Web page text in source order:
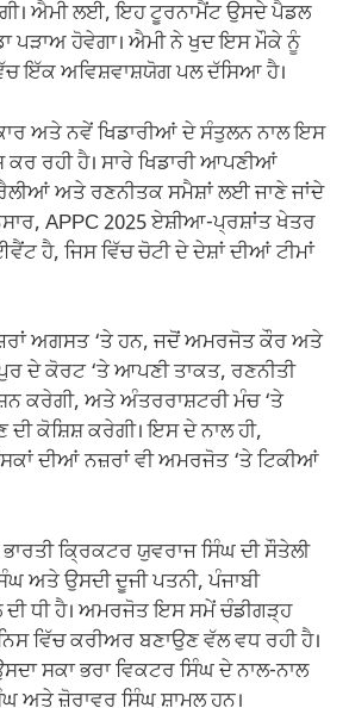
ਐਮੀ ਲਈ, ਇਹ ਟੂਰਨਾਮੈਂਟ ਉਸਦੇ ਪੈਡਲ
ਪੜਾਅ ਹੋਵੇਗਾ। ਐਮੀ ਨੇ ਖੁਦ ਇਸ ਮੌਕੇ ਨੂੰ
ਇੱਕ ਅਵਿਸ਼ਵਾਸ਼ਯੋਗ ਪਲ ਦੱਸਿਆ ਹੈ।
ਅਤੇ ਨਵੇਂ ਖਿਡਾਰੀਆਂ ਦੇ ਸੰਤੁਲਨ ਨਾਲ ਇਸ
ਰਹੀ ਹੈ। ਸਾਰੇ ਖਿਡਾਰੀ ਆਪਣੀਆਂ
ਅਤੇ ਰਣਨੀਤਕ ਸਮੈਸ਼ਾਂ ਲਈ ਜਾਣੇ ਜਾਂਦੇ
APPC 2025 ਏਸ਼ੀਆ-ਪ੍ਰਸ਼ਾਂਤ ਖੇਤਰ
ਹੈ, ਜਿਸ ਵਿੱਚ ਚੋਟੀ ਦੇ ਦੇਸ਼ਾਂ ਦੀਆਂ ਟੀਮਾਂ
ਅਗਸਤ ‘ਤੇ ਹਨ, ਜਦੋਂ ਅਮਰਜੋਤ ਕੌਰ ਅਤੇ
ਦੇ ਕੋਰਟ ‘ਤੇ ਆਪਣੀ ਤਾਕਤ, ਰਣਨੀਤੀ
ਕਰੇਗੀ, ਅਤੇ ਅੰਤਰਰਾਸ਼ਟਰੀ ਮੰਚ ‘ਤੇ
ਦੀ ਕੋਸ਼ਿਸ਼ ਕਰੇਗੀ। ਇਸ ਦੇ ਨਾਲ ਹੀ,
ਦੀਆਂ ਨਜ਼ਰਾਂ ਵੀ ਅਮਰਜੋਤ ‘ਤੇ ਟਿਕੀਆਂ
ਕ੍ਰਿਕਟਰ ਯੁਵਰਾਜ ਸਿੰਘ ਦੀ ਸੌਤੇਲੀ
ਅਤੇ ਉਸਦੀ ਦੂਜੀ ਪਤਨੀ, ਪੰਜਾਬੀ
ਦੀ ਧੀ ਹੈ। ਅਮਰਜੋਤ ਇਸ ਸਮੇਂ ਚੰਡੀਗੜ੍ਹ
ਵਿੱਚ ਕਰੀਅਰ ਬਣਾਉਣ ਵੱਲ ਵਧ ਰਹੀ ਹੈ।
ਸਕਾ ਭਰਾ ਵਿਕਟਰ ਸਿੰਘ ਦੇ ਨਾਲ-ਨਾਲ
ਅਤੇ ਜ਼ੋਰਾਵਰ ਸਿੰਘ ਸ਼ਾਮਲ ਹਨ।